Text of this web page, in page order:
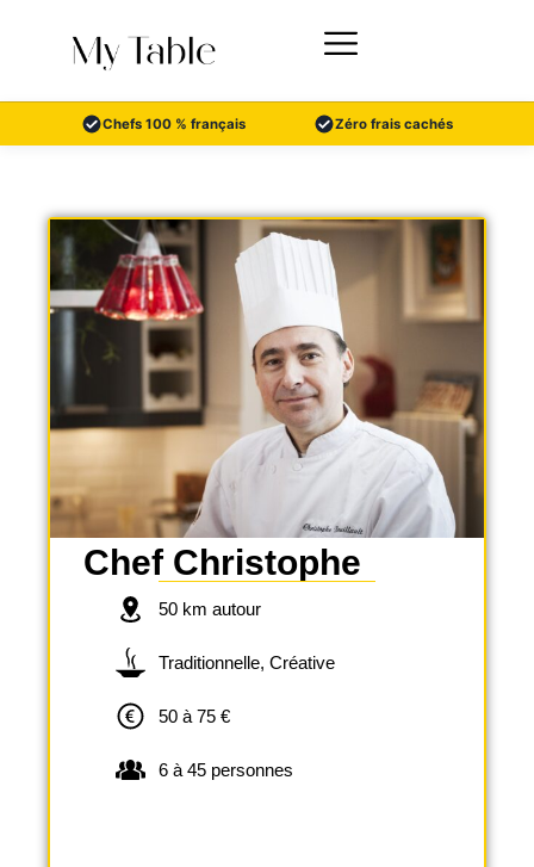
Chefs 100 % français Zéro frais cachés
Chef Christophe
50 km autour
Traditionnelle, Créative
50 à 75 €
6 à 45 personnes